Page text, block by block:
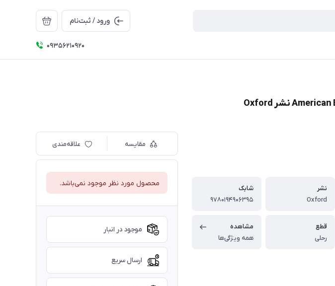
ورود / ثبت‌نام
09356210920
نشر
Oxford
شابک
۹۷۸۰۱۹۴۹۰۶۳۹۵
قطع
رحلی
مشاهده
همه ویژگی‌ها
مقایسه علاقه‌مندی
محصول مورد نظر موجود نمی‌باشد.
موجود در انبار
ارسال سریع